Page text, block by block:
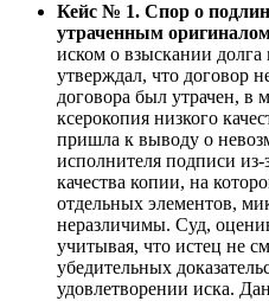
Кейс № 1. Спор о
утраченным
иском о взыскании
утверждал, что договор
договора был утрачен, в
ксерокопия низкого
пришла к выводу о
исполнителя подписи из-
качества копии, на
отдельных элементов,
неразличимы. Суд,
учитывая, что истец не
убедительных
удовлетворении иска.